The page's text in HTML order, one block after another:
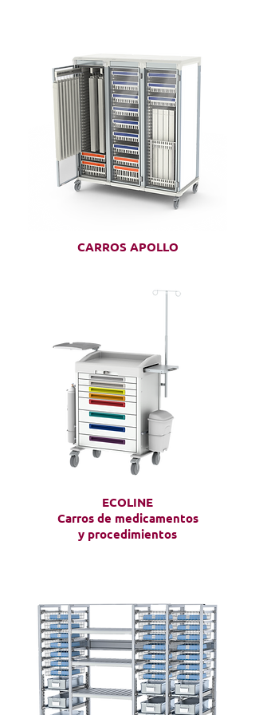
CARROS APOLLO
ECOLINE
Carros de medicamentos
y procedimientos